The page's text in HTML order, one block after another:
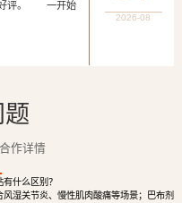
好评。 一开始
2026-08
作详情
什么区别？
湿关节炎、慢性肌肉酸痛等场景；巴布剂